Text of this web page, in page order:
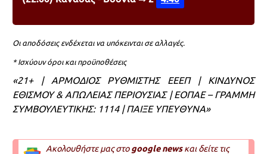
Οι αποδόσεις ενδέχεται να υπόκεινται σε αλλαγές.
* Ισχύουν όροι και προϋποθέσεις
«21+ | ΑΡΜΟΔΙΟΣ ΡΥΘΜΙΣΤΗΣ ΕΕΕΠ | ΚΙΝΔΥΝΟΣ
ΕΘΙΣΜΟΥ & ΑΠΩΛΕΙΑΣ ΠΕΡΙΟΥΣΙΑΣ | ΕΟΠΑΕ – ΓΡΑΜΜΗ
ΣΥΜΒΟΥΛΕΥΤΙΚΗΣ: 1114 | ΠΑΙΞΕ ΥΠΕΥΘΥΝΑ»
Ακολουθήστε μας στοgoogle newsκαι δείτε τις